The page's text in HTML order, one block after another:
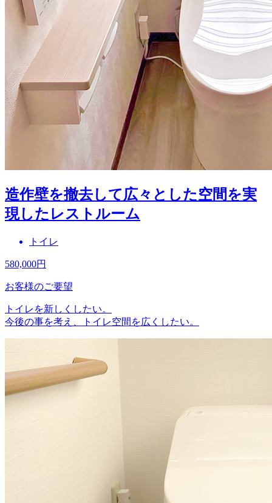
造作壁を撤去して広々とした空間を実
現したレストルーム
トイレ
580,000円
お客様のご要望
トイレを新しくしたい。
今後の事を考え、トイレ空間を広くしたい。